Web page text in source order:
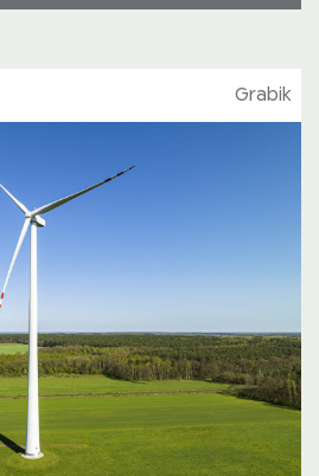
Grabik